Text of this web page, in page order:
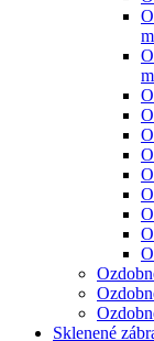
Sklenené